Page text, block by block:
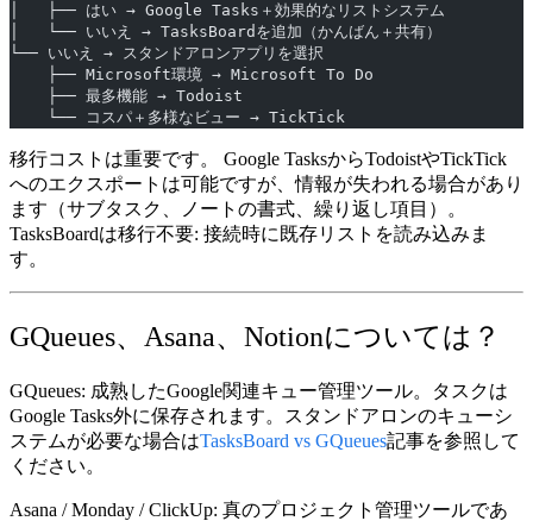
│   ├── はい → Google Tasks＋効果的なリストシステム
│   └── いいえ → TasksBoardを追加（かんばん＋共有）
└── いいえ → スタンドアロンアプリを選択
    ├── Microsoft環境 → Microsoft To Do
    ├── 最多機能 → Todoist
    └── コスパ＋多様なビュー → TickTick
移行コストは重要です。
Google TasksからTodoistやTickTick
へのエクスポートは可能ですが、情報が失われる場合があり
ます（サブタスク、ノートの書式、繰り返し項目）。
TasksBoardは移行不要: 接続時に既存リストを読み込みま
す。
GQueues、Asana、Notionについては？
GQueues: 成熟したGoogle関連キュー管理ツール。タスクは
Google Tasks外に保存されます。スタンドアロンのキューシ
ステムが必要な場合はTasksBoard vs GQueues記事を参照して
ください。
Asana / Monday / ClickUp: 真のプロジェクト管理ツールであ